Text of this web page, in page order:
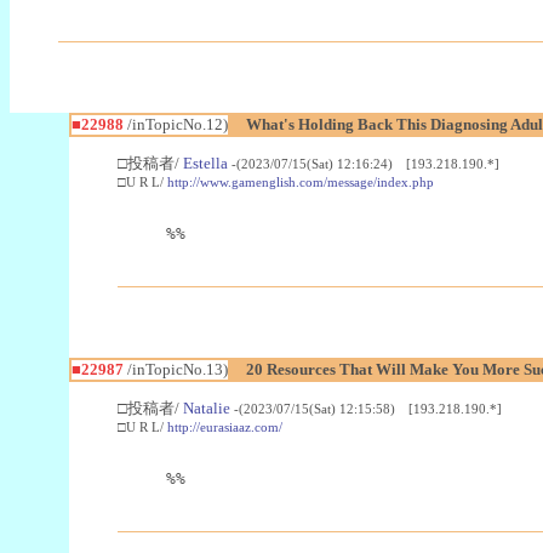
■22988 /inTopicNo.12) What's Holding Back This Diagnosing
□投稿者/ Estella -(2023/07/15(Sat) 12:16:24) [193.218.190.*]
□U R L/ http://www.gamenglish.com/message/index.php
%%
■22987/inTopicNo.13) 20 Resources That Will Make You More
□投稿者/ Natalie -(2023/07/15(Sat) 12:15:58) [193.218.190.*]
□U R L/ http://eurasiaaz.com/
%%